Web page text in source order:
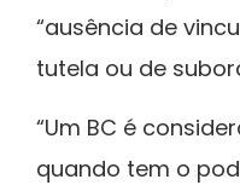
“ausência de
tutela ou de
“Um BC é
quando tem o